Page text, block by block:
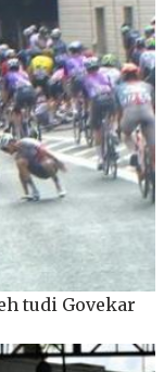
tudi Govekar